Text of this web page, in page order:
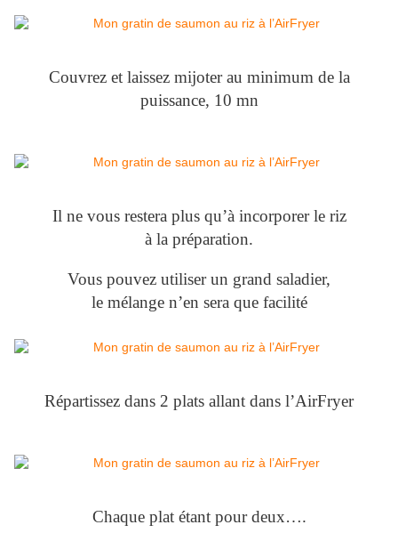
Couvrez et laissez mijoter au minimum de la
puissance, 10 mn
Il ne vous restera plus qu’à incorporer le riz
à la préparation.
Vous pouvez utiliser un grand saladier,
le mélange n’en sera que facilité
Répartissez dans 2 plats allant dans l’AirFryer
Chaque plat étant pour deux….